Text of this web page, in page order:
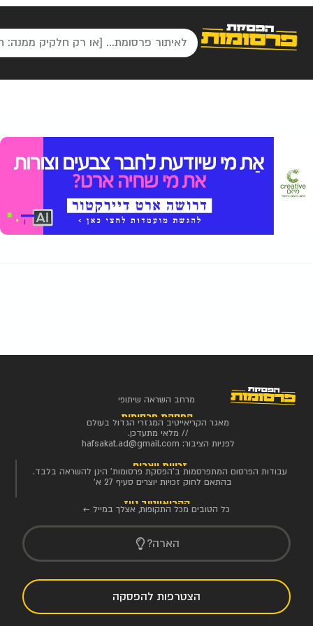
מרחב השראה שיתופי
הפסקת פרסומות
מאגר הקריאייטיב המגזרי הגדול בעולם
// מלאי מתעדכן.
לפניות הציבור: hafsakat.ad@gmail.com
זכויות יוצרים
עבודות הפרסום המתפרסמות ב'הפסקת פרסומות' הינן להשראה בלבד.
בהתאם לחוק זכויות יוצרים סעיף 27 א'
הקריאייטיב ניוז
כל הטובים מכל התקופות, אצלך במייל ←
הארה?
הצטרפות להפסקה